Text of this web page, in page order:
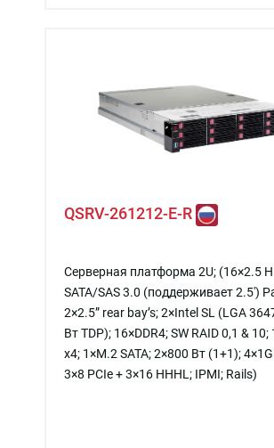
QSRV-261212-E-R
Серверная платформа 2U; (16×2.5
SATA/SAS 3.0 (поддерживает 2.5')
2×2.5” rear bay’s; 2×Intel SL (LGA
Вт TDP); 16×DDR4; SW RAID 0,1 & 10;
x4; 1×M.2 SATA; 2×800 Вт (1+1);
3×8 PCIe + 3×16 HHHL; IPMI; Rails)